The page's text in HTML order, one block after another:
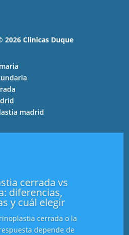
Clinicas Duque
madrid
cerrada vs
diferencias,
y cuál elegir
cerrada o la
depende de